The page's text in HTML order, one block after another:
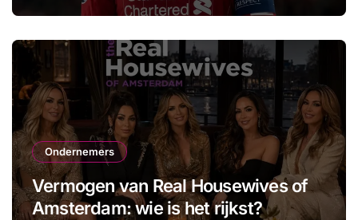
aanvoerder
Ondernemers
Vermogen van Real Housewives of
Amsterdam: wie is het rijkst?